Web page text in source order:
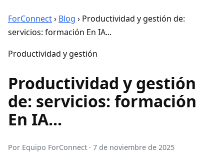
ForConnect› Blog › Productividad y gestión de:
servicios: formación En IA...
Productividad y gestión
Productividad y gestión
de: servicios: formación
En IA...
Por Equipo ForConnect · 7 de noviembre de 2025